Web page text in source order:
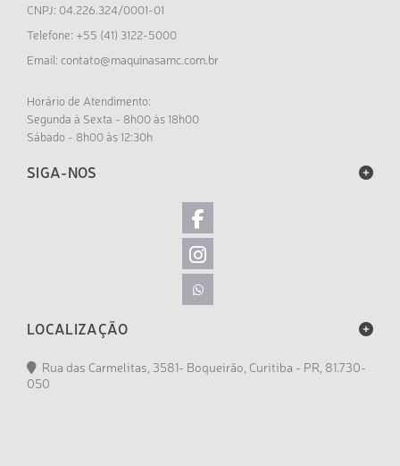
CNPJ: 04.226.324/0001-01
Telefone: +55 (41) 3122-5000
Email: contato@maquinasamc.com.br
Horário de Atendimento:
Segunda à Sexta - 8h00 às 18h00
Sábado - 8h00 às 12:30h
SIGA-NOS
LOCALIZAÇÃO
Rua das Carmelitas, 3581- Boqueirão, Curitiba - PR, 81.730-
050